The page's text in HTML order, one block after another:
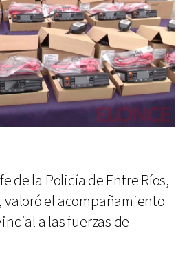
de la Policía de Entre Ríos,
valoró el acompañamiento
a las fuerzas de